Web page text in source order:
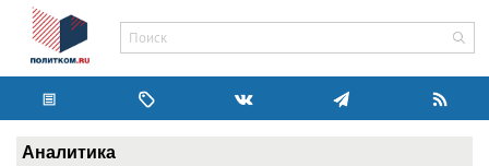
Аналитика